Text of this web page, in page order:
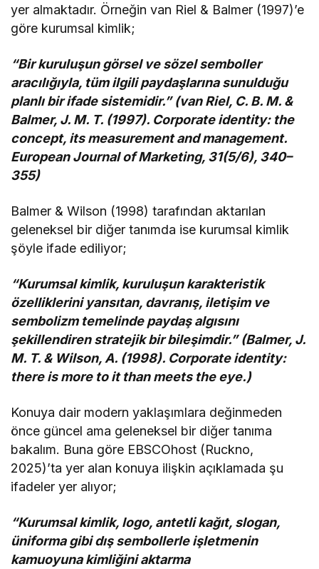
yer almaktadır. Örneğin van Riel & Balmer (1997)’e
göre kurumsal kimlik;
“Bir kuruluşun görsel ve sözel semboller
aracılığıyla, tüm ilgili paydaşlarına sunulduğu
planlı bir ifade sistemidir.” (van Riel, C. B. M. &
Balmer, J. M. T. (1997). Corporate identity: the
concept, its measurement and management.
European Journal of Marketing, 31(5/6), 340–
355)
Balmer & Wilson (1998) tarafından aktarılan
geleneksel bir diğer tanımda ise kurumsal kimlik
şöyle ifade ediliyor;
“Kurumsal kimlik, kuruluşun karakteristik
özelliklerini yansıtan, davranış, iletişim ve
sembolizm temelinde paydaş algısını
şekillendiren stratejik bir bileşimdir.” (Balmer, J.
M. T. & Wilson, A. (1998). Corporate identity:
there is more to it than meets the eye.)
Konuya dair modern yaklaşımlara değinmeden
önce güncel ama geleneksel bir diğer tanıma
bakalım. Buna göre EBSCOhost (Ruckno,
2025)’ta yer alan konuya ilişkin açıklamada şu
ifadeler yer alıyor;
“Kurumsal kimlik, logo, antetli kağıt, slogan,
üniforma gibi dış sembollerle işletmenin
kamuoyuna kimliğini aktarma